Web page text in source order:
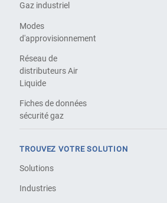
Gaz industriel
Modes
d'approvisionnement
Réseau de
distributeurs Air
Liquide
Fiches de données
sécurité gaz
TROUVEZ VOTRE SOLUTION
Solutions
Industries